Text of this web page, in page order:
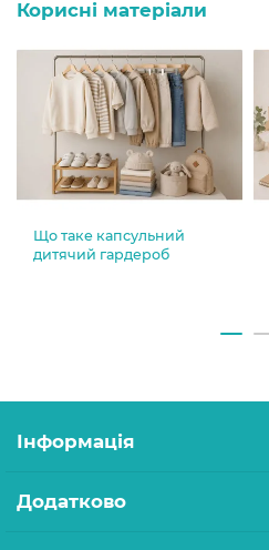
Корисні матеріали
Що таке капсульний
дитячий гардероб
Інформація
Додатково